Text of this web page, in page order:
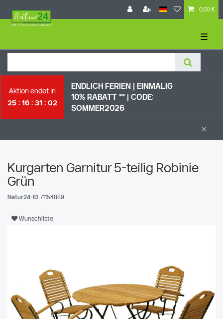
0,00 €
☰
Aktion endet in
25
16 31 02
ENDLICH FERIEN | EI NMALIG
10% RABATT ** | CODE:
SOMMER2026
×
Kurgarten Garnitur 5-teilig Robinie
Grün
Natur24-ID 71154889
Wunschliste